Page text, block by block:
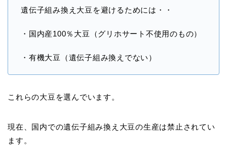
遺伝子組み換え大豆を避けるためには・・
・国内産100％大豆（グリホサート不使用のもの）
・有機大豆（遺伝子組み換えでない）
これらの大豆を選んでいます。
現在、国内での遺伝子組み換え大豆の生産は禁止されてい
ます。